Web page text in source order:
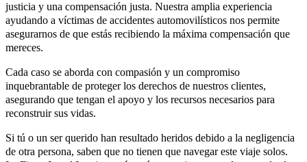
justicia y una compensación justa. Nuestra amplia experiencia
ayudando a víctimas de accidentes automovilísticos nos permite
asegurarnos de que estás recibiendo la máxima compensación que
mereces.
Cada caso se aborda con compasión y un compromiso
inquebrantable de proteger los derechos de nuestros clientes,
asegurando que tengan el apoyo y los recursos necesarios para
reconstruir sus vidas.
Si tú o un ser querido han resultado heridos debido a la negligencia
de otra persona, saben que no tienen que navegar este viaje solos.